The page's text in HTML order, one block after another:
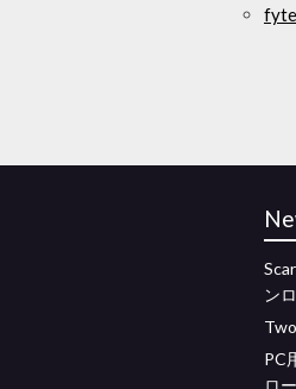
ン
PC
ロ